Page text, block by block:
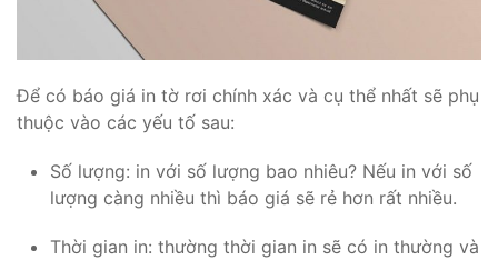
Để có báo giá in tờ rơi chính xác và cụ thể nhất sẽ phụ
thuộc vào các yếu tố sau:
Số lượng: in với số lượng bao nhiêu? Nếu in với số
lượng càng nhiều thì báo giá sẽ rẻ hơn rất nhiều.
Thời gian in: thường thời gian in sẽ có in thường và